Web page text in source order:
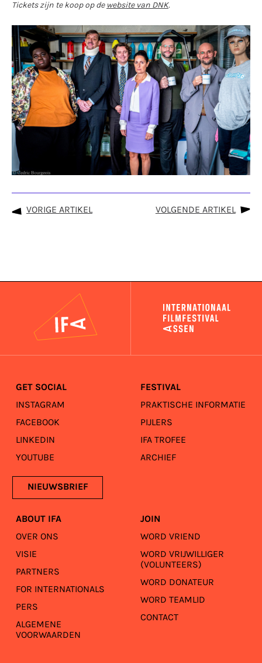
Tickets zijn te koop op de website van DNK.
VORIGE ARTIKEL VOLGENDE ARTIKEL
GET SOCIAL
INSTAGRAM
FACEBOOK
LINKEDIN
YOUTUBE
NIEUWSBRIEF
FESTIVAL
PRAKTISCHE INFORMATIE
PIJLERS
IFA TROFEE
ARCHIEF
ABOUT IFA
OVER ONS
VISIE
PARTNERS
FOR INTERNATIONALS
PERS
ALGEMENE
VOORWAARDEN
JOIN
WORD VRIEND
WORD VRIJWILLIGER
(VOLUNTEERS)
WORD DONATEUR
WORD TEAMLID
CONTACT